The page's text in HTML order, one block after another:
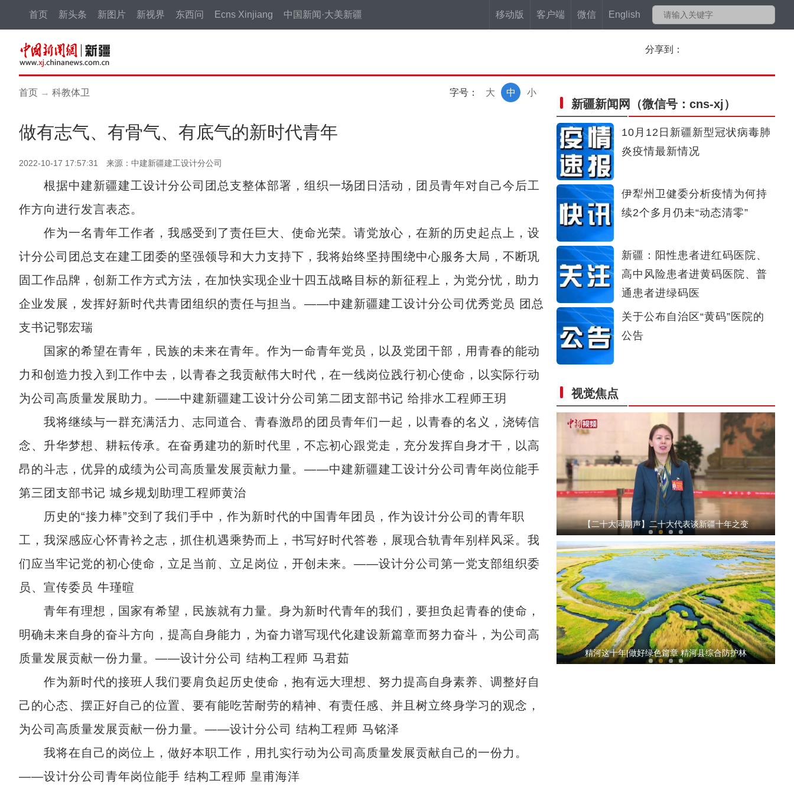
移动版 客户端 微信 English
首页 新头条 新图片 新视界 东西问 Ecns Xinjiang 中国新闻·大美新疆
分享到：
首页 → 科教体卫 字号： 小
中
大
做有志气、有骨气、有底气的新时代青年
2022-10-17 17:57:31 来源：中建新疆建工设计分公司
根据中建新疆建工设计分公司团总支整体部署，组织一场团日活动，团员青年对自己今后工
作方向进行发言表态。
作为一名青年工作者，我感受到了责任巨大、使命光荣。请党放心，在新的历史起点上，设
计分公司团总支在建工团委的坚强领导和大力支持下，我将始终坚持围绕中心服务大局，不断巩
固工作品牌，创新工作方式方法，在加快实现企业十四五战略目标的新征程上，为党分忧，助力
企业发展，发挥好新时代共青团组织的责任与担当。——中建新疆建工设计分公司优秀党员 团总
支书记鄂宏瑞
国家的希望在青年，民族的未来在青年。作为一命青年党员，以及党团干部，用青春的能动
力和创造力投入到工作中去，以青春之我贡献伟大时代，在一线岗位践行初心使命，以实际行动
为公司高质量发展助力。——中建新疆建工设计分公司第二团支部书记 给排水工程师王玥
我将继续与一群充满活力、志同道合、青春激昂的团员青年们一起，以青春的名义，浇铸信
念、升华梦想、耕耘传承。在奋勇建功的新时代里，不忘初心跟党走，充分发挥自身才干，以高
昂的斗志，优异的成绩为公司高质量发展贡献力量。——中建新疆建工设计分公司青年岗位能手
第三团支部书记 城乡规划助理工程师黄治
历史的“接力棒”交到了我们手中，作为新时代的中国青年团员，作为设计分公司的青年职
工，我深感应心怀青衿之志，抓住机遇乘势而上，书写好时代答卷，展现合轨青年别样风采。我
们应当牢记党的初心使命，立足当前、立足岗位，开创未来。——设计分公司第一党支部组织委
员、宣传委员 牛瑾暄
青年有理想，国家有希望，民族就有力量。身为新时代青年的我们，要担负起青春的使命，
明确未来自身的奋斗方向，提高自身能力，为奋力谱写现代化建设新篇章而努力奋斗，为公司高
质量发展贡献一份力量。——设计分公司 结构工程师 马君茹
作为新时代的接班人我们要肩负起历史使命，抱有远大理想、努力提高自身素养、调整好自
己的心态、摆正好自己的位置、要有能吃苦耐劳的精神、有责任感、并且树立终身学习的观念，
为公司高质量发展贡献一份力量。——设计分公司 结构工程师 马铭泽
我将在自己的岗位上，做好本职工作，用扎实行动为公司高质量发展贡献自己的一份力。
——设计分公司青年岗位能手 结构工程师 皇甫海洋
新疆新闻网 （微信号：cns-xj）
10月12日新疆新型冠状病毒肺
炎疫情最新情况
伊犁州卫健委分析疫情为何持
续2个多月仍未“动态清零”
新疆：阳性患者进红码医院、
高中风险患者进黄码医院、普
通患者进绿码医
关于公布自治区“黄码”医院的
公告
视觉焦点
新疆拜城：秋风送斑斓 满目皆金黄
又获央视新闻关注！这次的主角是……
【二十大同期声】二十大代表谈新疆十年之变
航拍新疆兵团辣椒丰收美景
精河这十年|做好绿色篇章 精河县综合防护林